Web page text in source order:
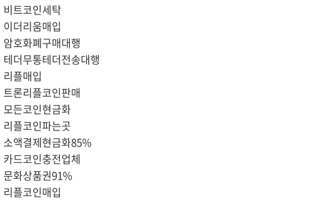
비트코인세탁
이더리움매입
암호화폐구매대행
테더무통테더전송대행
리플매입
트론리플코인판매
모든코인현금화
리플코인파는곳
소액결제현금화85%
카드코인충전업체
문화상품권91%
리플코인매입